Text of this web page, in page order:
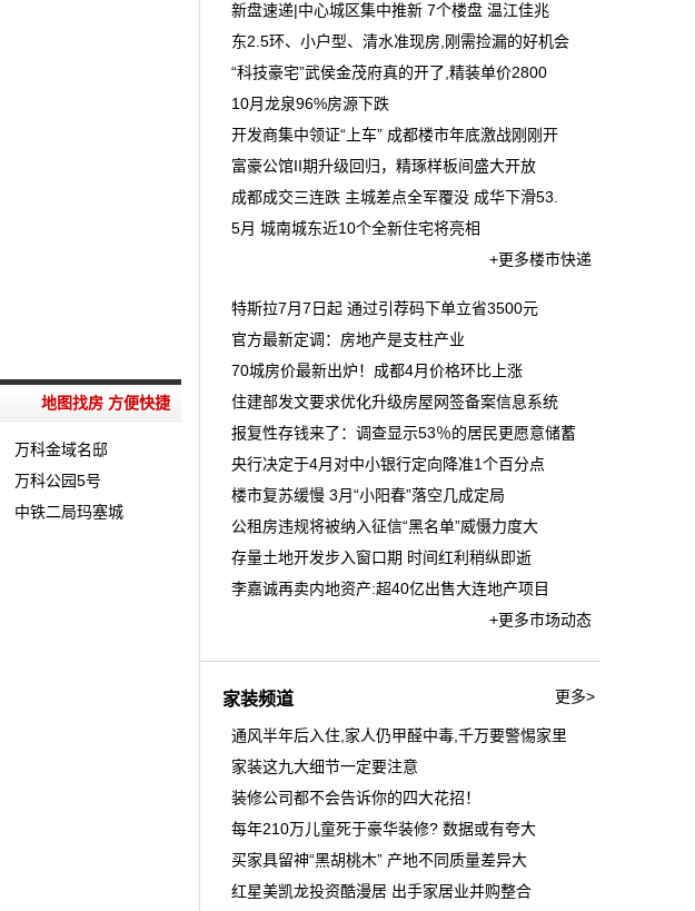
地图找房 方便快捷
万科金域名邸
万科公园5号
中铁二局玛塞城
新盘速递|中心城区集中推新 7个楼盘 温江佳兆
东2.5环、小户型、清水准现房,刚需捡漏的好机会
“科技豪宅”武侯金茂府真的开了,精装单价2800
10月龙泉96%房源下跌
开发商集中领证“上车” 成都楼市年底激战刚刚开
富豪公馆II期升级回归，精琢样板间盛大开放
成都成交三连跌 主城差点全军覆没 成华下滑53.
5月 城南城东近10个全新住宅将亮相
+更多楼市快递
特斯拉7月7日起 通过引荐码下单立省3500元
官方最新定调：房地产是支柱产业
70城房价最新出炉！成都4月价格环比上涨
住建部发文要求优化升级房屋网签备案信息系统
报复性存钱来了：调查显示53％的居民更愿意储蓄
央行决定于4月对中小银行定向降准1个百分点
楼市复苏缓慢 3月“小阳春”落空几成定局
公租房违规将被纳入征信“黑名单”威慑力度大
存量土地开发步入窗口期 时间红利稍纵即逝
李嘉诚再卖内地资产:超40亿出售大连地产项目
+更多市场动态
家装频道 更多>
通风半年后入住,家人仍甲醛中毒,千万要警惕家里
家装这九大细节一定要注意
装修公司都不会告诉你的四大花招！
每年210万儿童死于豪华装修? 数据或有夸大
买家具留神“黑胡桃木” 产地不同质量差异大
红星美凯龙投资酷漫居 出手家居业并购整合